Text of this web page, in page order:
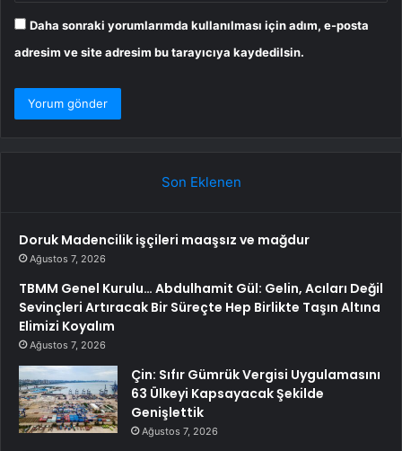
Daha sonraki yorumlarımda kullanılması için adım, e-posta
adresim ve site adresim bu tarayıcıya kaydedilsin.
Son Eklenen
Doruk Madencilik işçileri maaşsız ve mağdur
Ağustos 7, 2026
TBMM Genel Kurulu… Abdulhamit Gül: Gelin, Acıları Değil
Sevinçleri Artıracak Bir Süreçte Hep Birlikte Taşın Altına
Elimizi Koyalım
Ağustos 7, 2026
Çin: Sıfır Gümrük Vergisi Uygulamasını
63 Ülkeyi Kapsayacak Şekilde
Genişlettik
Ağustos 7, 2026